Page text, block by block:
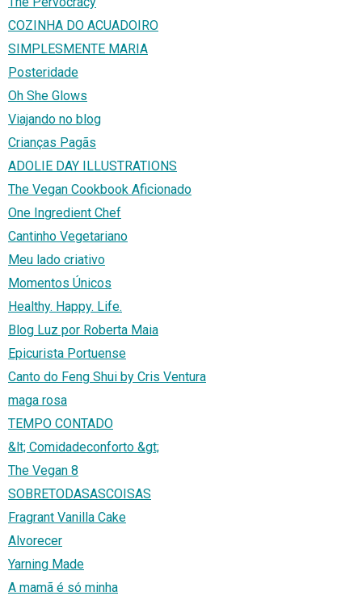
COZINHA DO ACUADOIRO
SIMPLESMENTE MARIA
Posteridade
Oh She Glows
Viajando no blog
Crianças Pagãs
ADOLIE DAY ILLUSTRATIONS
The Vegan Cookbook Aficionado
One Ingredient Chef
Cantinho Vegetariano
Meu lado criativo
Momentos Únicos
Healthy. Happy. Life.
Blog Luz por Roberta Maia
Epicurista Portuense
Canto do Feng Shui by Cris Ventura
maga rosa
TEMPO CONTADO
&lt; Comidadeconforto &gt;
The Vegan 8
SOBRETODASASCOISAS
Fragrant Vanilla Cake
Alvorecer
Yarning Made
A mamã é só minha